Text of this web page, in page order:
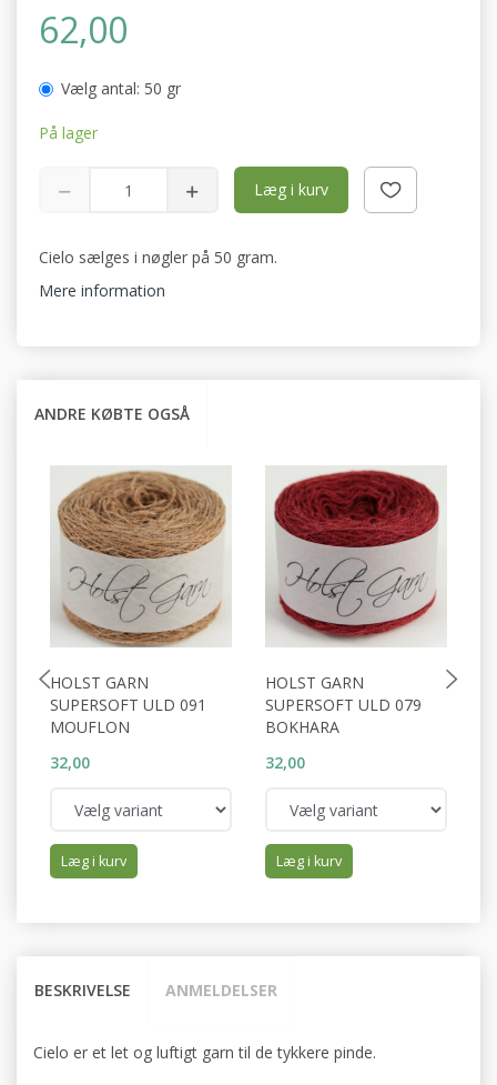
62,00
Vælg antal: 50 gr
På lager
Læg i kurv
Cielo sælges i nøgler på 50 gram.
Mere information
ANDRE KØBTE OGSÅ
HOLST GARN
SUPERSOFT ULD 091
MOUFLON
32,00
Læg i kurv
HOLST GARN
SUPERSOFT ULD 079
BOKHARA
32,00
Læg i kurv
BESKRIVELSE ANMELDELSER
Cielo er et let og luftigt garn til de tykkere pinde.